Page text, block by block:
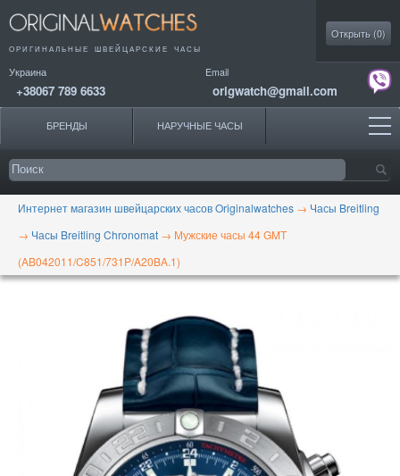
ОРИГИНАЛЬНЫЕ ШВЕЙЦАРСКИЕ ЧАСЫ
Украина
+38067 789 6633
Email
origwatch@gmail.com
Открыть (0)
БРЕНДЫ НАРУЧНЫЕ ЧАСЫ
Интернет магазин швейцарских часов Originalwatches → Часы Breitling
→ Часы Breitling Chronomat → Мужские часы 44 GMT
(AB042011/C851/731P/A20BA.1)